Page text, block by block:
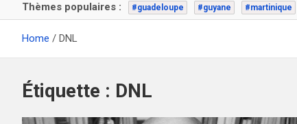
Thèmes populaires : #guadeloupe #guyane #martinique
Home DNL
Étiquette : DNL